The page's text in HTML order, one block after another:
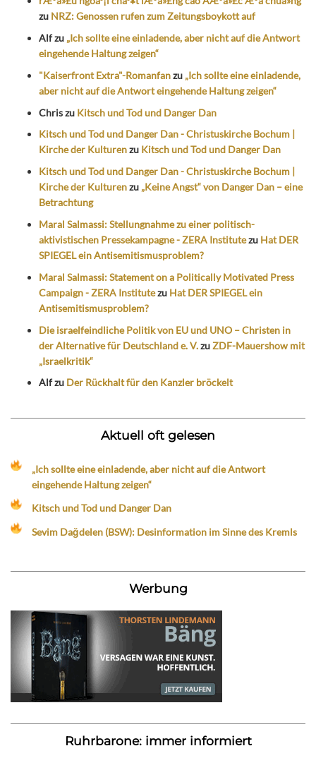
zu NRZ: Genossen rufen zum Zeitungsboykott auf
Alfzu „Ich sollte eine einladende, aber nicht auf die Antwort
eingehende Haltung zeigen“
"Kaiserfront Extra"-Romanfanzu „Ich sollte eine einladende,
aber nicht auf die Antwort eingehende Haltung zeigen“
Chriszu Kitsch und Tod und Danger Dan
Kitsch und Tod und Danger Dan - Christuskirche Bochum |
Kirche der Kulturenzu Kitsch und Tod und Danger Dan
Kitsch und Tod und Danger Dan - Christuskirche Bochum |
Kirche der Kulturenzu „Keine Angst“ von Danger Dan – eine
Betrachtung
Maral Salmassi: Stellungnahme zu einer politisch-
aktivistischen Pressekampagne - ZERA Institutezu Hat DER
SPIEGEL ein Antisemitismusproblem?
Maral Salmassi: Statement on a Politically Motivated Press
Campaign - ZERA Institutezu Hat DER SPIEGEL ein
Antisemitismusproblem?
Die israelfeindliche Politik von EU und UNO – Christen in
der Alternative für Deutschland e. V.zuZDF-Mauershow mit
„Israelkritik“
Alfzu Der Rückhalt für den Kanzler bröckelt
Aktuell oft gelesen
„Ich sollte eine einladende, aber nicht auf die Antwort
eingehende Haltung zeigen“
Kitsch und Tod und Danger Dan
Sevim Dağdelen (BSW): Desinformation im Sinne des Kremls
Werbung
Ruhrbarone: immer informiert